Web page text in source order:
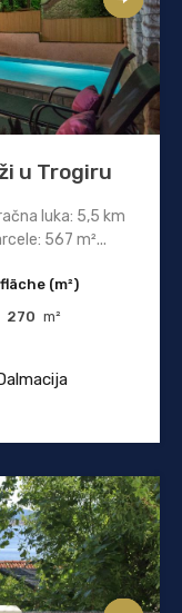
u Trogiru
luka: 5,5 km
567 m²...
(m²)
270 m²